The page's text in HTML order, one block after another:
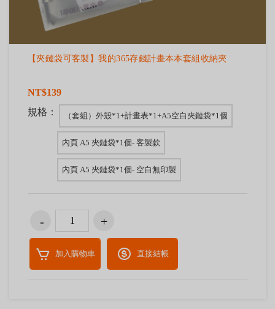
【夾鏈袋可客製】我的365存錢計畫本本套組收納夾
NT$139
規格：
（套組）外殼*1+計畫表*1+A5空白夾鏈袋*1個
內頁 A5 夾鏈袋*1個- 客製款
內頁 A5 夾鏈袋*1個- 空白無印製
加入購物車 直接結帳